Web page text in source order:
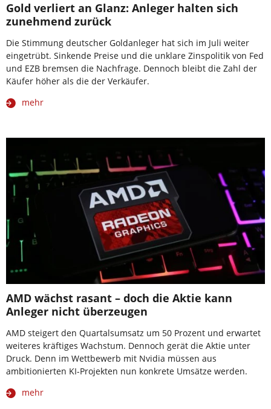
Gold verliert an Glanz: Anleger halten sich
zunehmend zurück
Die Stimmung deutscher Goldanleger hat sich im Juli weiter
eingetrübt. Sinkende Preise und die unklare Zinspolitik von Fed
und EZB bremsen die Nachfrage. Dennoch bleibt die Zahl der
Käufer höher als die der Verkäufer.
mehr
AMD wächst rasant – doch die Aktie kann
Anleger nicht überzeugen
AMD steigert den Quartalsumsatz um 50 Prozent und erwartet
weiteres kräftiges Wachstum. Dennoch gerät die Aktie unter
Druck. Denn im Wettbewerb mit Nvidia müssen aus
ambitionierten KI-Projekten nun konkrete Umsätze werden.
mehr